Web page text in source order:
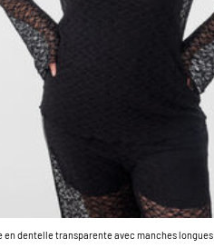
en dentelle transparente avec manches longues